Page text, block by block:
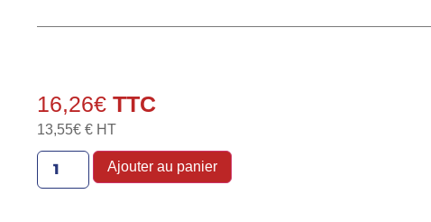
16,26€
13,55€€ HT
Ajouter au panier